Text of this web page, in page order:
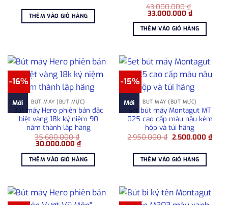
9.950.000 ₫.
THÊM VÀO GIỎ HÀNG
43.000.000₫
Giá
là:
43.000.000 ₫.
33.000.000 ₫Giá
hiện
tại
là:
THÊM VÀO GIỎ HÀNG
-16%
Mới BÚT MÁY (BÚT MỰC)
Bút máy Hero phiên bản đặc
biệt vàng 18k kỷ niệm 90
năm thành lập hãng
35.680.000₫
Giá
là:
35.680.000 ₫.
30.000.000 ₫Giá
hiện
tại
là:
30.000.000 ₫.
THÊM VÀO GIỎ HÀNG
-15%
Mới BÚT MÁY (BÚT MỰC)
Set bút máy Montagut MT
025 cao cấp màu nâu kèm
hộp và túi hãng
2.950.000₫ Giá
2.950.000 ₫.
2.500.000 ₫Giá
hiện
THÊM VÀO GIỎ HÀNG